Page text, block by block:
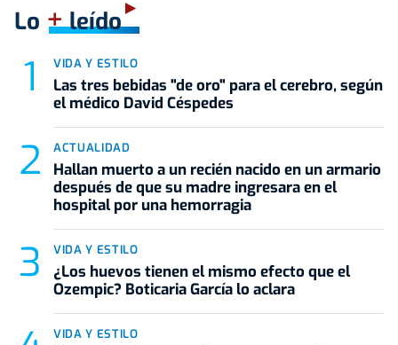
Lo +leído
VIDA Y ESTILO
Las tres bebidas "de oro" para el cerebro, según
el médico David Céspedes
ACTUALIDAD
Hallan muerto a un recién nacido en un armario
después de que su madre ingresara en el
hospital por una hemorragia
VIDA Y ESTILO
¿Los huevos tienen el mismo efecto que el
Ozempic? Boticaria García lo aclara
VIDA Y ESTILO